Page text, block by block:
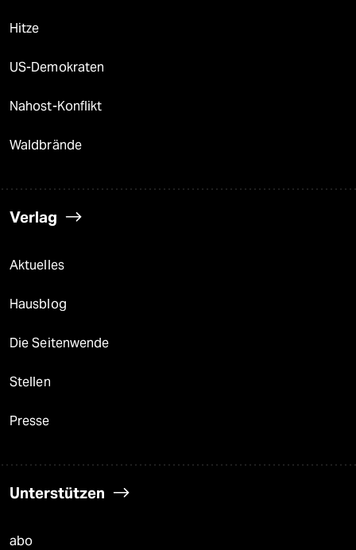
Hitze
US-Demokraten
Nahost-Konflikt
Waldbrände
Verlag
Aktuelles
Hausblog
Die Seitenwende
Stellen
Presse
Unterstützen
abo